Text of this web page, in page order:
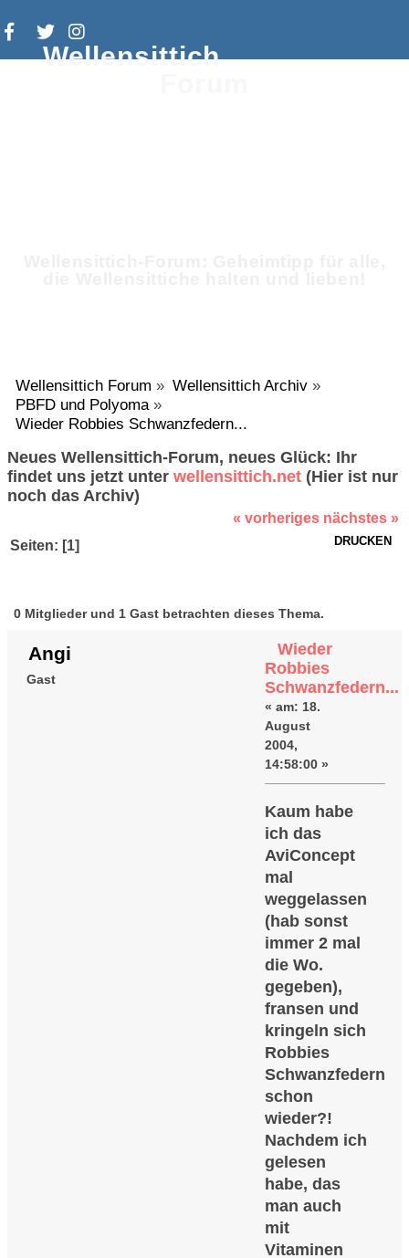
Wellensittich
Wellensittich Forum » Wellensittich Archiv»
PBFD und Polyoma»
Wieder Robbies Schwanzfedern...
Neues Wellensittich-Forum, neues Glück: Ihr
findet uns jetzt unter wellensittich.net (Hier ist nur
noch das Archiv)
« vorheriges nächstes »
DRUCKEN
Seiten: [1]
Robbies Schwanzfedern... (Gelesen
69054 mal)
0 Mitglieder und 1 Gast betrachten dieses Thema.
Angi
Gast
Wieder
Robbies
Schwanzfedern...
« am: 18.
August
2004,
14:58:00 »
Kaum habe
ich das
AviConcept
mal
weggelassen
(hab sonst
immer 2 mal
die Wo.
gegeben),
fransen und
kringeln sich
Robbies
Schwanzfedern
schon
wieder?!
Nachdem ich
gelesen
habe, das
man auch
mit
Vitaminen